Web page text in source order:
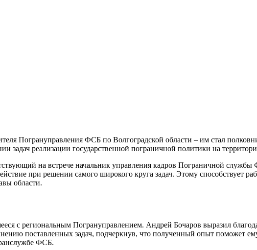
Погрануправления ФСБ по Волгоградской области – им стал
задач реализации государственной пограничной политики на
на встрече начальник управления кадров Пограничной
при решении самого широкого круга задач. Этому способствует
области.
с региональным Погрануправлением. Андрей Бочаров выразил
поставленных задач, подчеркнув, что полученный опыт поможет
ФСБ.